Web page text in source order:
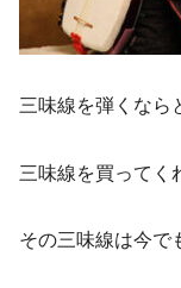
三味線を弾くなら
三味線を買ってく
その三味線は今で